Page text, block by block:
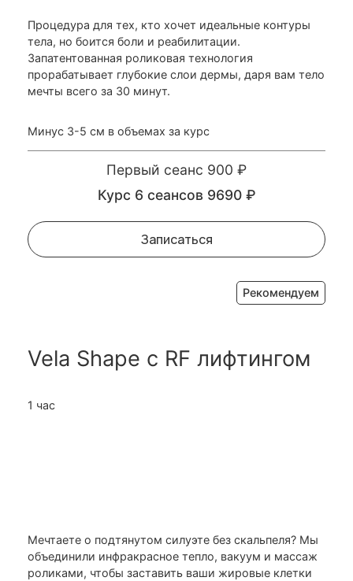
Процедура для тех, кто хочет идеальные контуры
тела, но боится боли и реабилитации.
Запатентованная роликовая технология
прорабатывает глубокие слои дермы, даря вам тело
мечты всего за 30 минут.
Минус 3-5 см в объемах за курс
Первый сеанс 900 ₽
Курс 6 сеансов 9690 ₽
Записаться
Рекомендуем
Vela Shape с RF лифтингом
1 час
Мечтаете о подтянутом силуэте без скальпеля? Мы
объединили инфракрасное тепло, вакуум и массаж
роликами, чтобы заставить ваши жировые клетки